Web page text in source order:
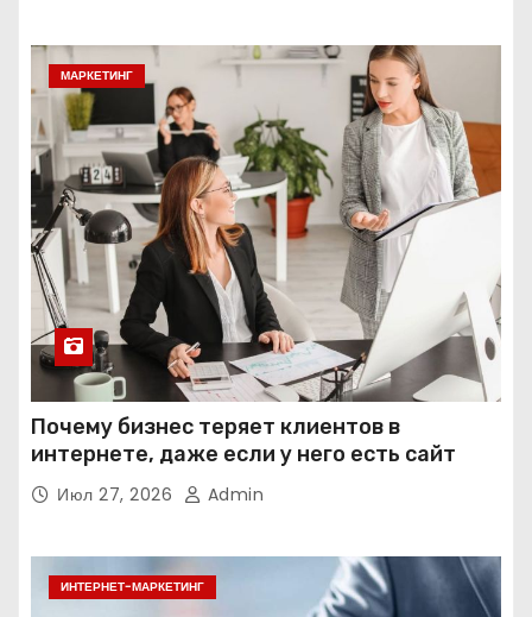
МАРКЕТИНГ
Почему бизнес теряет клиентов в
интернете, даже если у него есть сайт
Июл 27, 2026 Admin
ИНТЕРНЕТ-МАРКЕТИНГ